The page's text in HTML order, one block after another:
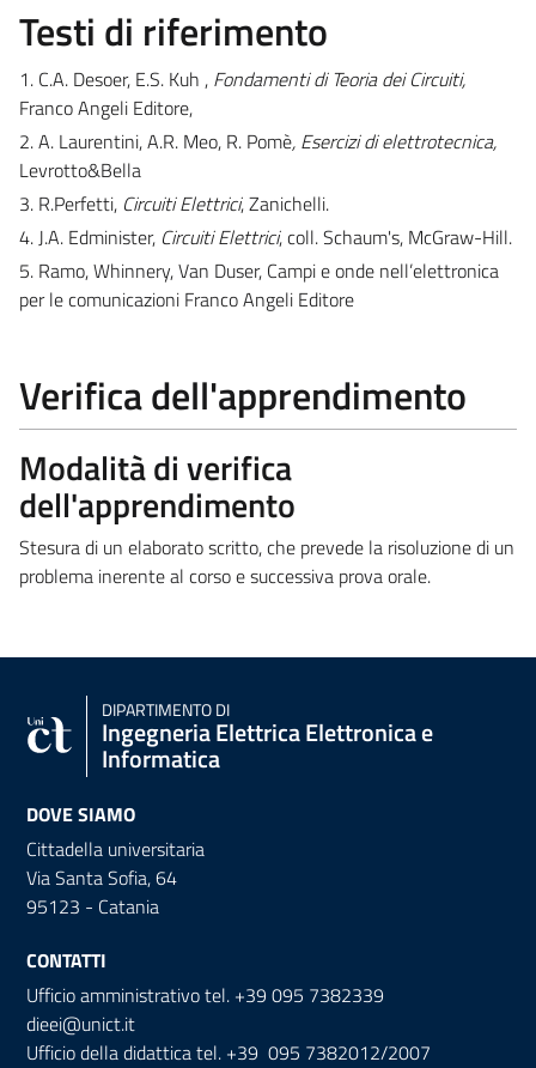
Testi di riferimento
1. C.A. Desoer, E.S. Kuh , Fondamenti di Teoria dei Circuiti,
Franco Angeli Editore,
2. A. Laurentini, A.R. Meo, R. Pomè, Esercizi di elettrotecnica,
Levrotto&Bella
3. R.Perfetti, Circuiti Elettrici, Zanichelli.
4. J.A. Edminister, Circuiti Elettrici, coll. Schaum's, McGraw-Hill.
5. Ramo, Whinnery, Van Duser, Campi e onde nell’elettronica
per le comunicazioni Franco Angeli Editore
Verifica dell'apprendimento
Modalità di verifica
dell'apprendimento
Stesura di un elaborato scritto, che prevede la risoluzione di un
problema inerente al corso e successiva prova orale.
DIPARTIMENTO DI
Ingegneria Elettrica Elettronica e
Informatica
DOVE SIAMO
Cittadella universitaria
Via Santa Sofia, 64
95123 - Catania
CONTATTI
Ufficio amministrativo tel. +39 095 7382339
dieei@unict.it
Ufficio della didattica tel. +39 095 7382012/2007